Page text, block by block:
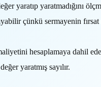
yaratıp yaratmadığını
çünkü sermayenin
hesaplamaya dahil
yaratmış sayılır.